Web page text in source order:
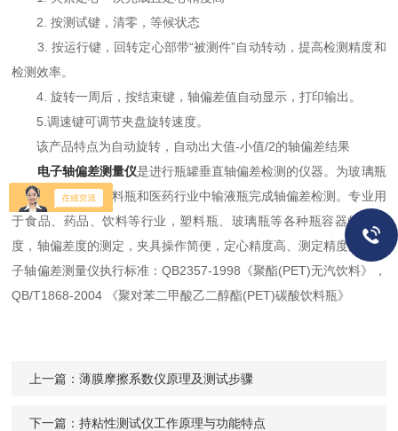
2. 按测试键，清零，等候状态
3. 按运行键，回转定心部带“被测件”自动转动，提高检测精度和
检测效率。
4. 旋转一周后，按结束键，轴偏差值自动显示，打印输出。
5.调速键可调节夹盘旋转速度。
该产品特点为自动旋转，自动出大值-小值/2的轴偏差结果
电子轴偏差测量仪是进行瓶罐垂直轴偏差检测的仪器。为玻璃瓶
罐行业中啤酒，饮料瓶和医药行业中输液瓶完成轴偏差检测。专业用
于食品、药品、饮料等行业，塑料瓶、玻璃瓶等各种瓶容器的垂直
度，轴偏差度的测定，夹具操作简便，定心精度高、测定精度高。电
子轴偏差测量仪执行标准：QB2357-1998《聚酯(PET)无汽饮料》，
QB/T1868-2004 《聚对苯二甲酸乙二醇酯(PET)碳酸饮料瓶》
上一篇：薄膜摩擦系数仪原理及测试步骤
下一篇：持粘性测试仪工作原理与功能特点